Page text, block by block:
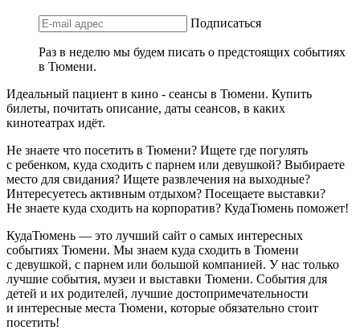
Подписаться
Раз в неделю мы будем писать о предстоящих событиях
в Тюмени.
Идеальный пациент в кино - сеансы в Тюмени. Купить
билеты, почитать описание, даты сеансов, в каких
кинотеатрах идёт.
Не знаете что посетить в Тюмени? Ищете где погулять
с ребенком, куда сходить с парнем или девушкой? Выбираете
место для свидания? Ищете развлечения на выходные?
Интересуетесь активным отдыхом? Посещаете выставки?
Не знаете куда сходить на корпоратив? КудаТюмень поможет!
КудаТюмень — это лучший сайт о самых интересных
событиях Тюмени. Мы знаем куда сходить в Тюмени
с девушкой, с парнем или большой компанией. У нас только
лучшие события, музеи и выставки Тюмени. События для
детей и их родителей, лучшие достопримечательности
и интересные места Тюмени, которые обязательно стоит
посетить!